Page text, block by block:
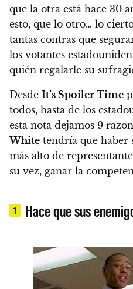
que la otra está hace 30
esto, que lo otro… lo
tantas contras que
los votantes
quién regalarle su
Desde It’s Spoiler Time
todos, hasta de los
esta nota dejamos 9
White tendría que haber
más alto de
su vez, ganar la
1 Hace que sus